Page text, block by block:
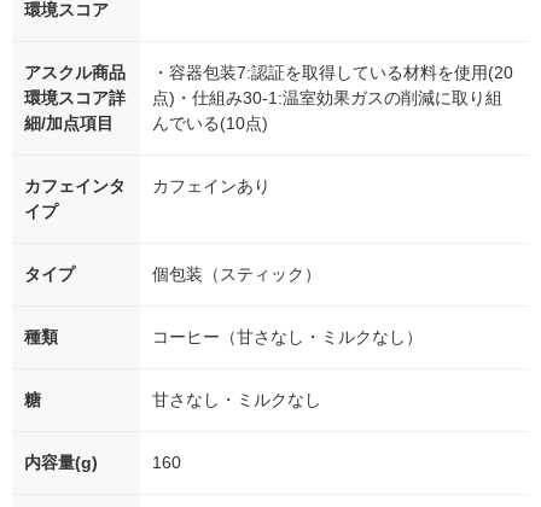
環境スコア
アスクル商品
環境スコア詳
細/加点項目
・容器包装7:認証を取得している材料を使用(20
点)・仕組み30-1:温室効果ガスの削減に取り組
んでいる(10点)
カフェインタ
イプ
カフェインあり
タイプ 個包装（スティック）
種類 コーヒー（甘さなし・ミルクなし）
糖 甘さなし・ミルクなし
内容量(g) 160